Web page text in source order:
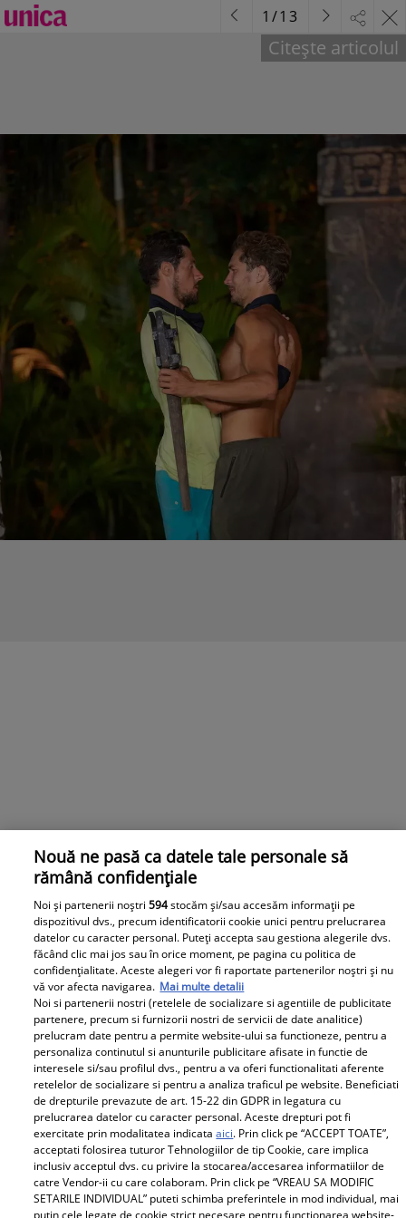
Câți bani a primit Alberto Hangan pentru participarea la
Survivor România 2026. Lucian Popa i-a transmis un
mesaj emoționant
Alberto Hangan a părăsit Survivor România 2026 pe 26
aprilie, după un duel tensionat cu Lucian Popa, pierdut
cu 3-1 După eliminarea Războinicului, Lucian a
transmis un mesaj emoționant, aducând lacrimi în
ochii celorlalți concurenți. Citește mai multe în articol.
Citește articolul
1 /13
Parteneri
Nouă ne pasă ca datele tale personale să
rămână confidențiale
Noi și partenerii noștri594stocăm și/sau accesăm informații pe
dispozitivul dvs., precum identificatorii cookie unici pentru prelucrarea
datelor cu caracter personal. Puteți accepta sau gestiona alegerile dvs.
făcând clic mai jos sau în orice moment, pe pagina cu politica de
confidențialitate. Aceste alegeri vor fi raportate partenerilor noștri și nu
vă vor afecta navigarea. Mai multe detalii
Noi si partenerii nostri (retelele de socializare si agentiile de publicitate
partenere, precum si furnizorii nostri de servicii de date analitice)
prelucram date pentru a permite website-ului sa functioneze, pentru a
personaliza continutul si anunturile publicitare afisate in functie de
interesele si/sau profilul dvs., pentru a va oferi functionalitati aferente
retelelor de socializare si pentru a analiza traficul pe website. Beneficiati
de drepturile prevazute de art. 15-22 din GDPR in legatura cu
prelucrarea datelor cu caracter personal. Aceste drepturi pot fi
exercitate prin modalitatea indicataaici. Prin click pe “ACCEPT TOATE”,
acceptati folosirea tuturor Tehnologiilor de tip Cookie, care implica
inclusiv acceptul dvs. cu privire la stocarea/accesarea informatiilor de
catre Vendor-ii cu care colaboram. Prin click pe “VREAU SA MODIFIC
SETARILE INDIVIDUAL” puteti schimba preferintele in mod individual, mai